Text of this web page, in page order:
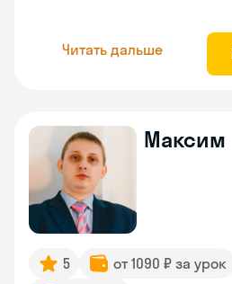
Читать дальше
Максим
5 от 1090 ₽ за урок